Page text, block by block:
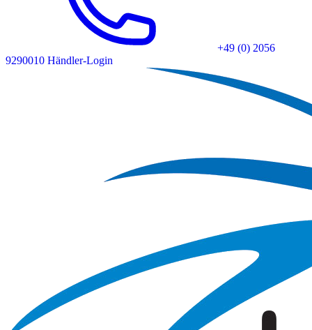
+49 (0) 2056
9290010 Händler-Login